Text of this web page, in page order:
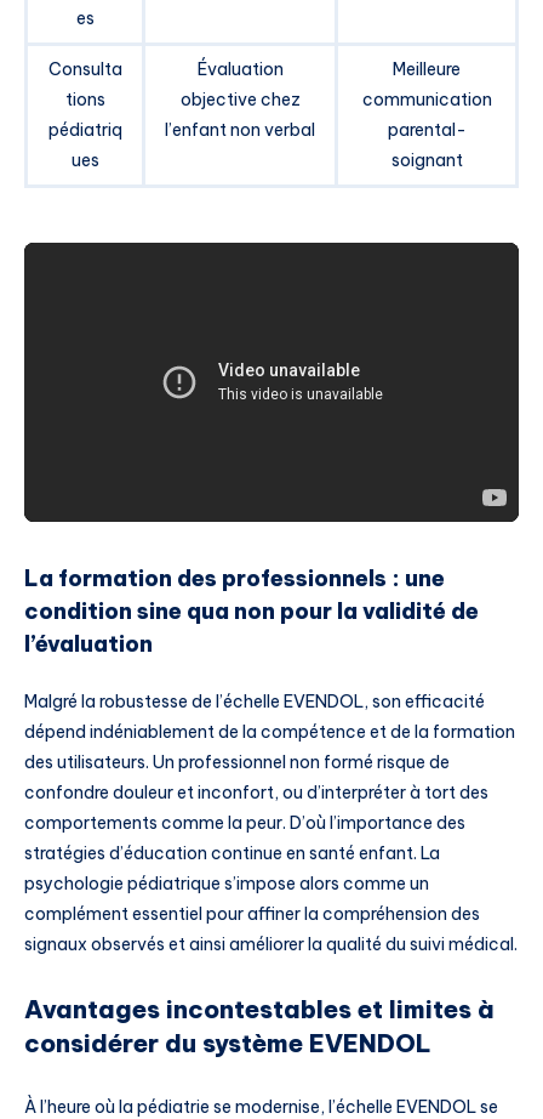
es
Consulta
tions
pédiatriq
ues
Évaluation
objective chez
l’enfant non verbal
Meilleure
communication
parental-
soignant
La formation des professionnels : une
condition sine qua non pour la validité de
l’évaluation
Malgré la robustesse de l’échelle EVENDOL, son efficacité
dépend indéniablement de la compétence et de la formation
des utilisateurs. Un professionnel non formé risque de
confondre douleur et inconfort, ou d’interpréter à tort des
comportements comme la peur. D’où l’importance des
stratégies d’éducation continue en santé enfant. La
psychologie pédiatrique s’impose alors comme un
complément essentiel pour affiner la compréhension des
signaux observés et ainsi améliorer la qualité du suivi médical.
Avantages incontestables et limites à
considérer du système EVENDOL
À l’heure où la pédiatrie se modernise, l’échelle EVENDOL se